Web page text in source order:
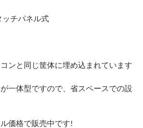
チパネル式
ンと同じ筐体に埋め込まれています
一体型ですので、省スペースでの設
価格で販売中です!